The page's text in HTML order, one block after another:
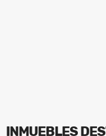
INMUEBLES